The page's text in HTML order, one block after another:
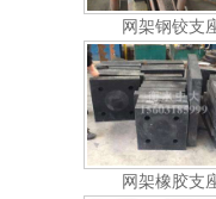
网架橡胶支